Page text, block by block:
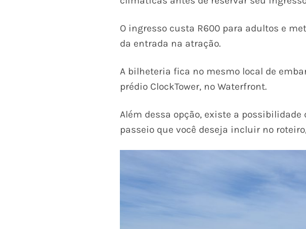
O ingresso custa R600 para adultos e
da entrada na atração.
A bilheteria fica no mesmo local de
prédio ClockTower, no Waterfront.
Além dessa opção, existe a
passeio que você deseja incluir no